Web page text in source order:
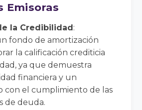
Emisoras
la Credibilidad:
fondo de amortización
la calificación crediticia
ya que demuestra
financiera y un
con el cumplimiento de las
de deuda.